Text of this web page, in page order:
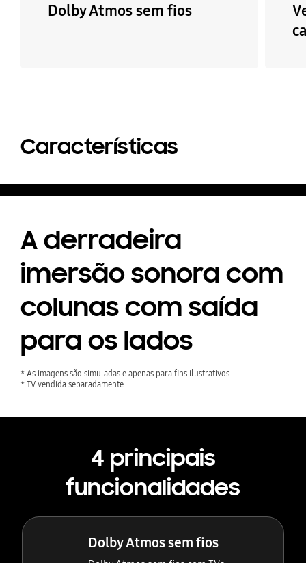
Dolby Atmos sem fios
Características
A derradeira
imersão sonora com
colunas com saída
para os lados
* As imagens são simuladas e apenas para fins ilustrativos.
* TV vendida separadamente.
4 principais
funcionalidades
Dolby Atmos sem fios